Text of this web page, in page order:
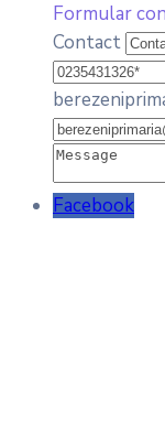
Formular
Contact
Facebook